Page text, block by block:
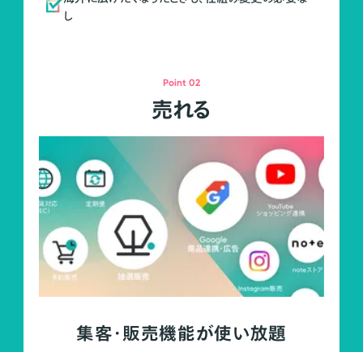
し
Point 02
売れる
集客・販売機能が使い放題